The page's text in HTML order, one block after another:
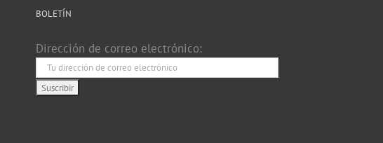
BOLETÍN
Dirección de correo electrónico: